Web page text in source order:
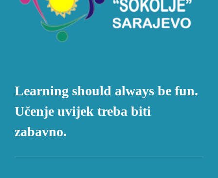
Learning should always be fun.
Učenje uvijek treba biti
zabavno.